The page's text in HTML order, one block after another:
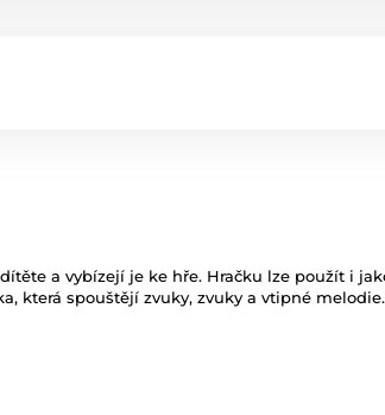
a vybízejí je ke hře. Hračku lze použít i
která spouštějí zvuky, zvuky a vtipné melodie.